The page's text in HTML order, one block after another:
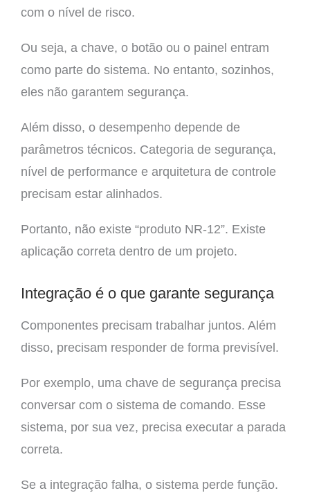
com o nível de risco.
Ou seja, a chave, o botão ou o painel entram
como parte do sistema. No entanto, sozinhos,
eles não garantem segurança.
Além disso, o desempenho depende de
parâmetros técnicos. Categoria de segurança,
nível de performance e arquitetura de controle
precisam estar alinhados.
Portanto, não existe “produto NR-12”. Existe
aplicação correta dentro de um projeto.
Integração é o que garante segurança
Componentes precisam trabalhar juntos. Além
disso, precisam responder de forma previsível.
Por exemplo, uma chave de segurança precisa
conversar com o sistema de comando. Esse
sistema, por sua vez, precisa executar a parada
correta.
Se a integração falha, o sistema perde função.